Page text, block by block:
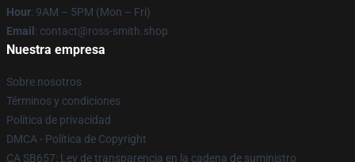
Hour: 9AM – 5PM (Mon – Fri)
Email : contact@ross-smith.shop
Nuestra empresa
Sobre nosotros
Términos y condiciones
Política de privacidad
DMCA - Política de Copyright
CA SB657: Ley de transparencia en la cadena de suministro